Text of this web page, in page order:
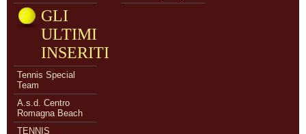
GLI
ULTIMI
INSERITI
Tennis Special
Team
A.s.d. Centro
Romagna Beach
TENNIS